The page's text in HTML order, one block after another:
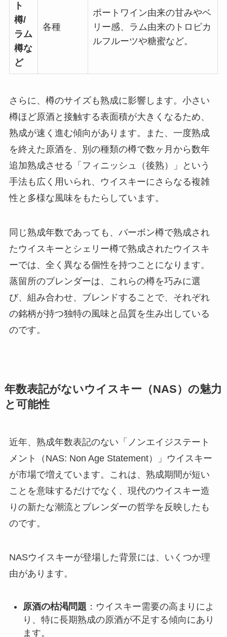
ト
樽/
ラム
樽な
ど
各種
ポートワイン由来の甘みやベ
リー感、ラム由来のトロピカ
ルフルーツや糖蜜など。
さらに、樽のサイズも熟成に影響します。小さい
樽ほど原酒と接触する表面積が大きくなるため、
熟成が速く進む傾向があります。また、一度熟成
を終えた原酒を、別の種類の樽で数ヶ月から数年
追加熟成させる「フィニッシュ（後熟）」という
手法も広く用いられ、ウイスキーにさらなる複雑
性と多様な風味をもたらしています。
同じ熟成年数であっても、バーボン樽で熟成され
たウイスキーとシェリー樽で熟成されたウイスキ
ーでは、全く異なる個性を持つことになります。
蒸留所のブレンダーは、これらの樽を巧みに選
び、組み合わせ、ブレンドすることで、それぞれ
の銘柄が持つ独特の風味と品質を生み出している
のです。
年数表記がないウイスキー（NAS）の魅力
と可能性
近年、熟成年数表記のない「ノンエイジステート
メント（NAS: Non Age Statement）」ウイスキー
が市場で増えています。これは、熟成期間が短い
ことを意味するだけでなく、現代のウイスキー造
りの新たな潮流とブレンダーの哲学を反映したも
のです。
NASウイスキーが登場した背景には、いくつか理
由があります。
原酒の枯渇問題 ：ウイスキー需要の高まりによ
り、特に長期熟成の原酒が不足する傾向にあり
ます。